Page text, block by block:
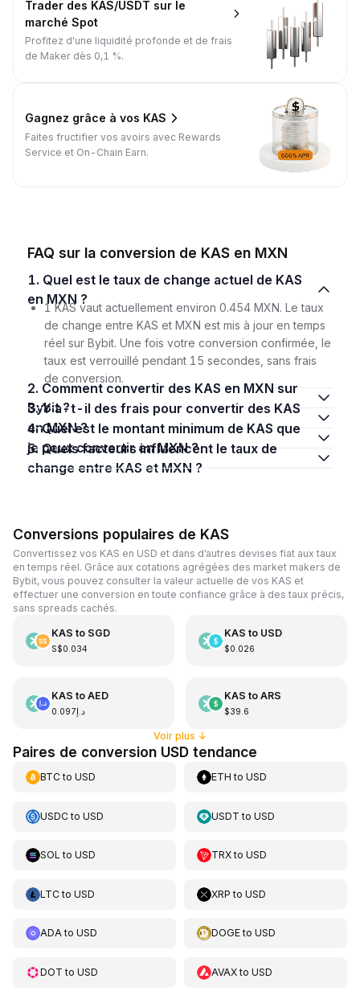
Trader des KAS/USDT sur le
marché Spot
Profitez d'une liquidité profonde et de frais
de Maker dès 0,1 %.
Gagnez grâce à vos KAS
Faites fructifier vos avoirs avec Rewards
Service et On-Chain Earn.
FAQ sur la conversion de KAS en MXN
1. Quel est le taux de change actuel de KAS
en MXN ?
1 KAS vaut actuellement environ 0.454 MXN. Le taux
de change entre KAS et MXN est mis à jour en temps
réel sur Bybit. Une fois votre conversion confirmée, le
taux est verrouillé pendant 15 secondes, sans frais
de conversion.
2. Comment convertir des KAS en MXN sur
Bybit ?
3. Y a-t-il des frais pour convertir des KAS
en MXN ?
4. Quel est le montant minimum de KAS que
je peux convertir en MXN ?
5. Quels facteurs influencent le taux de
change entre KAS et MXN ?
Conversions populaires de KAS
Convertissez vos KAS en USD et dans d’autres devises fiat aux taux
en temps réel. Grâce aux cotations agrégées des market makers de
Bybit, vous pouvez consulter la valeur actuelle de vos KAS et
effectuer une conversion en toute confiance grâce à des taux précis,
sans spreads cachés.
KAS to SGD
S$0.034
KAS to USD
$0.026
KAS to AED
د.إ0.097
KAS to ARS
$39.6
Voir plus ↓
Paires de conversion USD tendance
BTCto USD ETH toUSD
USDCto USD USDT toUSD
SOL to USD TRXtoUSD
LTCto USD XRP toUSD
ADAto USD DOGEtoUSD
DOT to USD AVAXtoUSD